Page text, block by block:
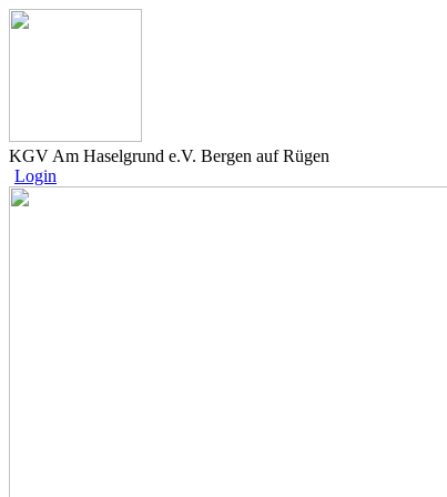
KGV Am Haselgrund e.V. Bergen auf Rügen
Login